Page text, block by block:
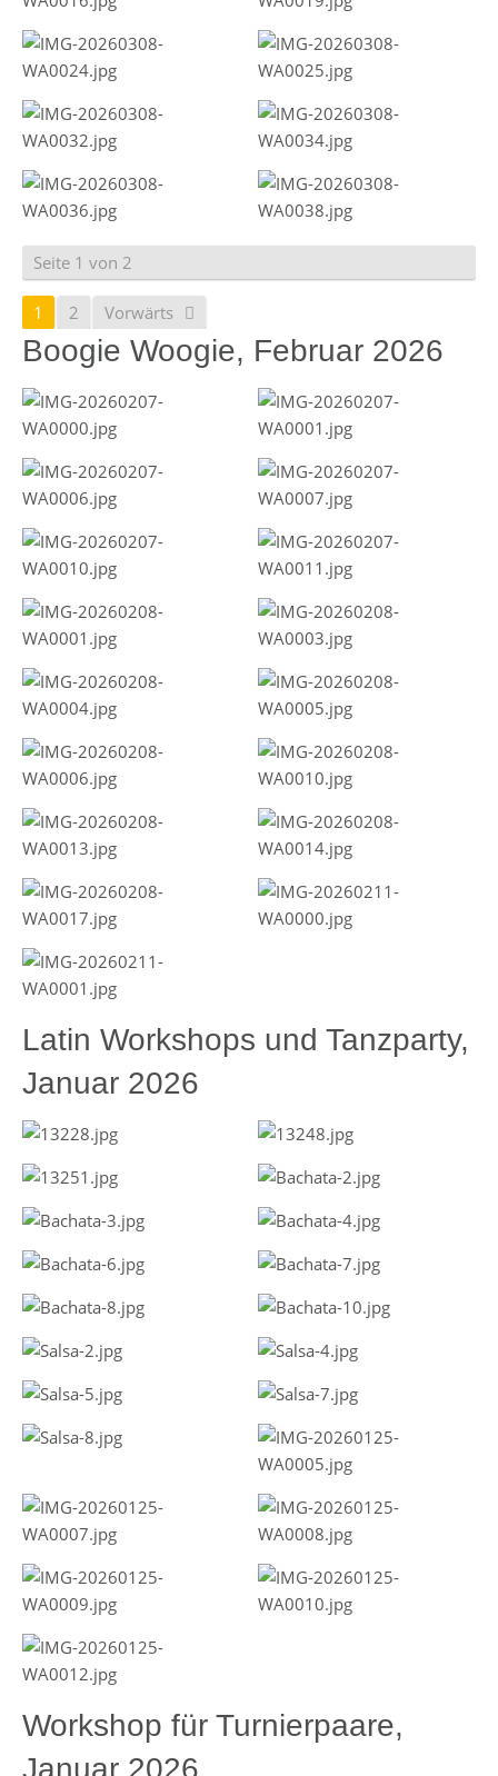
Seite 1 von 2
1 2 Vorwärts
Boogie Woogie, Februar 2026
Latin Workshops und Tanzparty,
Januar 2026
Workshop für Turnierpaare,
Januar 2026